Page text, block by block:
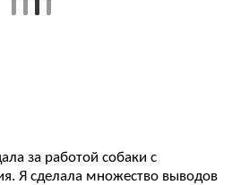
за работой собаки с
Я сделала множество выводов